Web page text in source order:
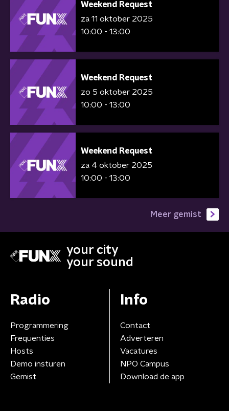
Weekend Request
za 11 oktober 2025
10:00 - 13:00
Weekend Request
zo 5 oktober 2025
10:00 - 13:00
Weekend Request
za 4 oktober 2025
10:00 - 13:00
Meer gemist
your city
your sound
Radio
Programmering
Frequenties
Hosts
Demo insturen
Gemist
Info
Contact
Adverteren
Vacatures
NPO Campus
Download de app